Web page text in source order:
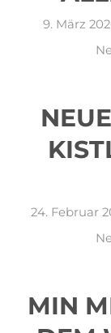
9. März
24. Februar
MIN